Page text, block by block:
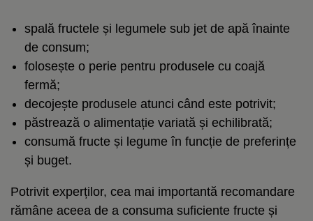
spală fructele și legumele sub jet de apă înainte
de consum;
folosește o perie pentru produsele cu coajă
fermă;
decojește produsele atunci când este potrivit;
păstrează o alimentație variată și echilibrată;
consumă fructe și legume în funcție de preferințe
și buget.
Potrivit experților, cea mai importantă recomandare
rămâne aceea de a consuma suficiente fructe și